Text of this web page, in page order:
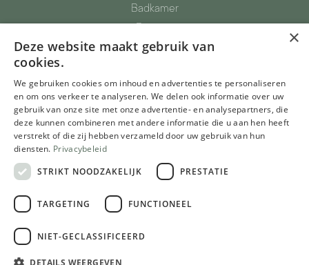
Badkamer
Berging
Totaalinrichting
Parket, vinyl, tapijtvloeren
Glazen deuren
De Meubelwinkel
Inspiratie
Realisaties
Over ons
Ons Verhaal
×
Deze website maakt gebruik van
cookies.
We gebruiken cookies om inhoud en advertenties te personaliseren
en om ons verkeer te analyseren. We delen ook informatie over uw
gebruik van onze site met onze advertentie- en analysepartners, die
deze kunnen combineren met andere informatie die u aan hen heeft
verstrekt of die zij hebben verzameld door uw gebruik van hun
diensten. Privacybeleid
STRIKT NOODZAKELIJK
PRESTATIE
TARGETING FUNCTIONEEL
NIET-GECLASSIFICEERD
DETAILS WEERGEVEN